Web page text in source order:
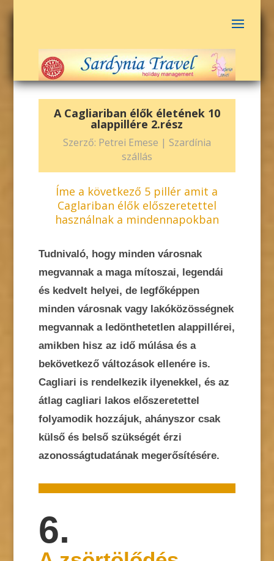
A Cagliariban élők életének 10
alappillére 2.rész
Szerző: Petrei Emese | Szardínia
szállás
Íme a következő 5 pillér amit a
Caglariban élők előszeretettel
használnak a mindennapokban
Tudnivaló, hogy minden városnak
megvannak a maga mítoszai, legendái
és kedvelt helyei, de legfőképpen
minden városnak vagy lakóközösségnek
megvannak a ledönthetetlen alappillérei,
amikben hisz az idő múlása és a
bekövetkező változások ellenére is.
Cagliari is rendelkezik ilyenekkel, és az
átlag cagliari lakos előszeretettel
folyamodik hozzájuk, ahányszor csak
külső és belső szükségét érzi
azonosságtudatának megerősítésére.
6.